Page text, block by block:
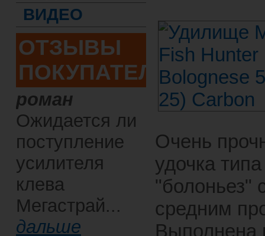
ВИДЕО
ОТЗЫВЫ
ПОКУПАТЕЛЕЙ
роман
Ожидается ли
поступление
усилителя
клева
Мегастрай...
дальше
Очень
удочка типа
"болоньез"
средним
Выполнена